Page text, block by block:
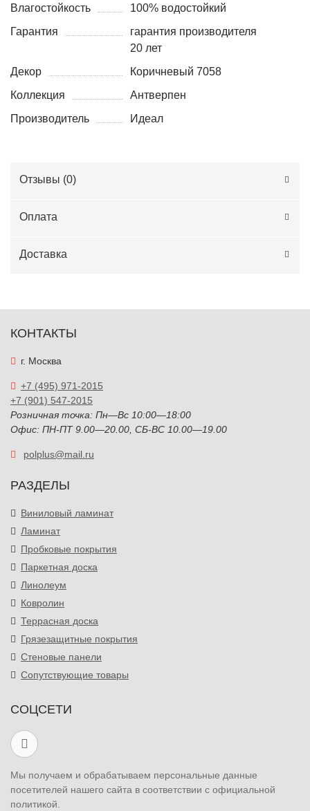
Влагостойкость
100% водостойкий
Гарантия
гарантия производителя
20 лет
Декор
Коричневый 7058
Коллекция
Антверпен
Производитель
Идеал
Отзывы (0)
Оплата
Доставка
КОНТАКТЫ
г. Москва
+7 (495) 971-2015
+7 (901) 547-2015
Розничная точка: Пн—Вс 10:00—18:00
Офис: ПН-ПТ 9.00—20.00, СБ-ВС 10.00—19.00
polplus@mail.ru
РАЗДЕЛЫ
Виниловый ламинат
Ламинат
Пробковые покрытия
Паркетная доска
Линолеум
Ковролин
Террасная доска
Грязезащитные покрытия
Стеновые панели
Сопутствующие товары
СОЦСЕТИ
Мы получаем и обрабатываем персональные данные
посетителей нашего сайта в соответствии с официальной
политикой.